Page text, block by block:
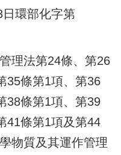
環部化字第
理法第24條、第26
35條第1項、第36
38條第1項、第39
41條第1項及第44
物質及其運作管理